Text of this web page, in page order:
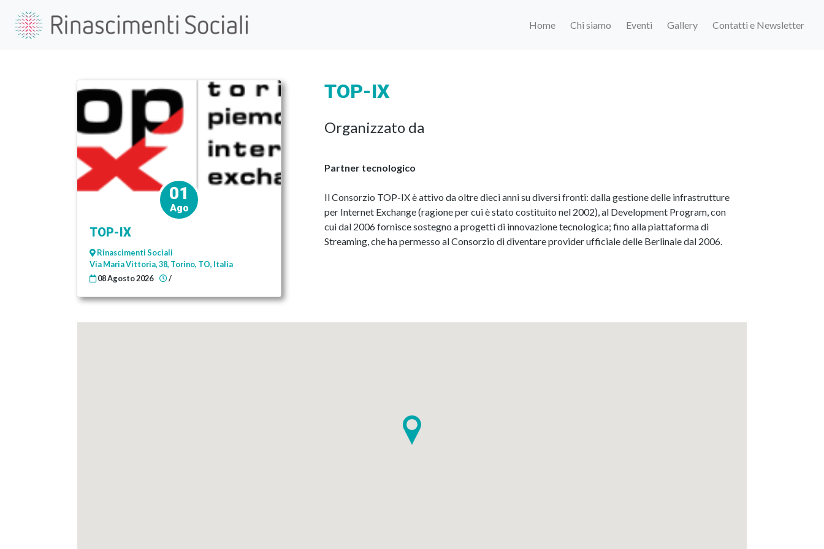
Home Chi siamo Eventi Gallery Contatti e Newsletter
01
Ago
TOP-IX
Rinascimenti Sociali
Via Maria Vittoria, 38, Torino, TO, Italia
08 Agosto 2026
/
TOP-IX
Organizzato da
Partner tecnologico
Il Consorzio TOP-IX è attivo da oltre dieci anni su diversi fronti: dalla gestione delle infrastrutture
per Internet Exchange (ragione per cui è stato costituito nel 2002), al Development Program, con
cui dal 2006 fornisce sostegno a progetti di innovazione tecnologica; fino alla piattaforma di
Streaming, che ha permesso al Consorzio di diventare provider ufficiale delle Berlinale dal 2006.